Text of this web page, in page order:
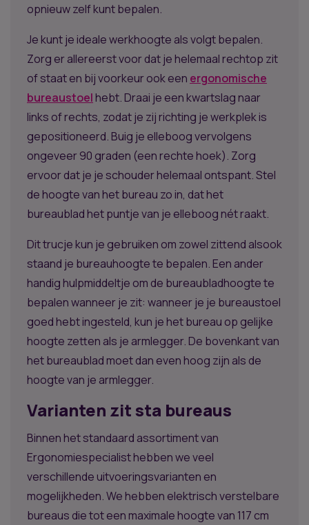
opnieuw zelf kunt bepalen.
Je kunt je ideale werkhoogte als volgt bepalen.
Zorg er allereerst voor dat je helemaal rechtop zit
of staat en bij voorkeur ook een ergonomische
bureaustoelhebt. Draai je een kwartslag naar
links of rechts, zodat je zij richting je werkplek is
gepositioneerd. Buig je elleboog vervolgens
ongeveer 90 graden (een rechte hoek). Zorg
ervoor dat je je schouder helemaal ontspant. Stel
de hoogte van het bureau zo in, dat het
bureaublad het puntje van je elleboog nét raakt.
Dit trucje kun je gebruiken om zowel zittend alsook
staand je bureauhoogte te bepalen. Een ander
handig hulpmiddeltje om de bureaubladhoogte te
bepalen wanneer je zit: wanneer je je bureaustoel
goed hebt ingesteld, kun je het bureau op gelijke
hoogte zetten als je armlegger. De bovenkant van
het bureaublad moet dan even hoog zijn als de
hoogte van je armlegger.
Varianten zit sta bureaus
Binnen het standaard assortiment van
Ergonomiespecialist hebben we veel
verschillende uitvoeringsvarianten en
mogelijkheden. We hebben elektrisch verstelbare
bureaus die tot een maximale hoogte van 117 cm